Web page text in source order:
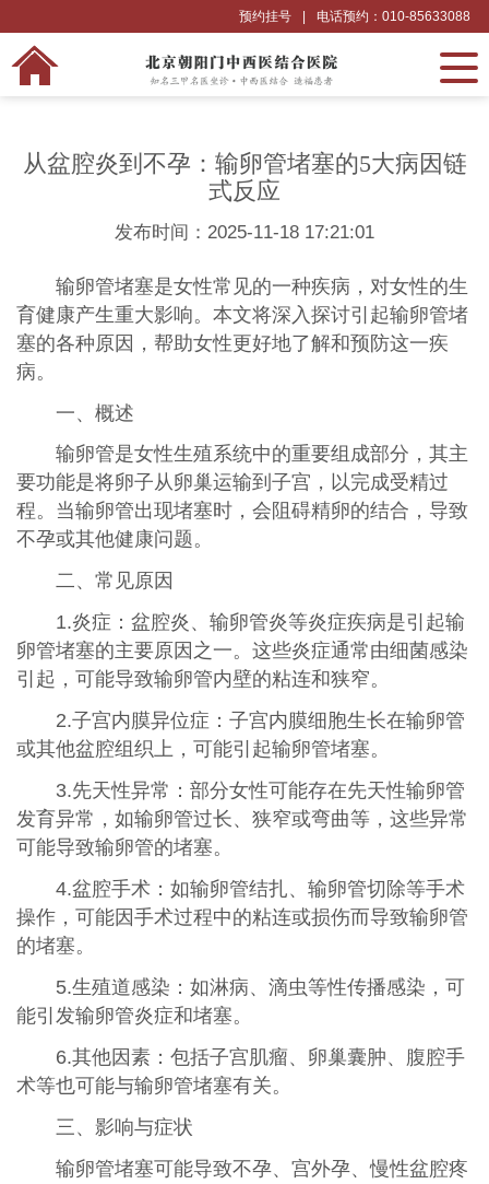
电话预约：010-85633088
预约挂号
从盆腔炎到不孕：输卵管堵塞的5大病因链
式反应
发布时间：2025-11-18 17:21:01
输卵管堵塞是女性常见的一种疾病，对女性的生
育健康产生重大影响。本文将深入探讨引起输卵管堵
塞的各种原因，帮助女性更好地了解和预防这一疾
病。
一、概述
输卵管是女性生殖系统中的重要组成部分，其主
要功能是将卵子从卵巢运输到子宫，以完成受精过
程。当输卵管出现堵塞时，会阻碍精卵的结合，导致
不孕或其他健康问题。
二、常见原因
1.炎症：盆腔炎、输卵管炎等炎症疾病是引起输
卵管堵塞的主要原因之一。这些炎症通常由细菌感染
引起，可能导致输卵管内壁的粘连和狭窄。
2.子宫内膜异位症：子宫内膜细胞生长在输卵管
或其他盆腔组织上，可能引起输卵管堵塞。
3.先天性异常：部分女性可能存在先天性输卵管
发育异常，如输卵管过长、狭窄或弯曲等，这些异常
可能导致输卵管的堵塞。
4.盆腔手术：如输卵管结扎、输卵管切除等手术
操作，可能因手术过程中的粘连或损伤而导致输卵管
的堵塞。
5.生殖道感染：如淋病、滴虫等性传播感染，可
能引发输卵管炎症和堵塞。
6.其他因素：包括子宫肌瘤、卵巢囊肿、腹腔手
术等也可能与输卵管堵塞有关。
三、影响与症状
输卵管堵塞可能导致不孕、宫外孕、慢性盆腔疼